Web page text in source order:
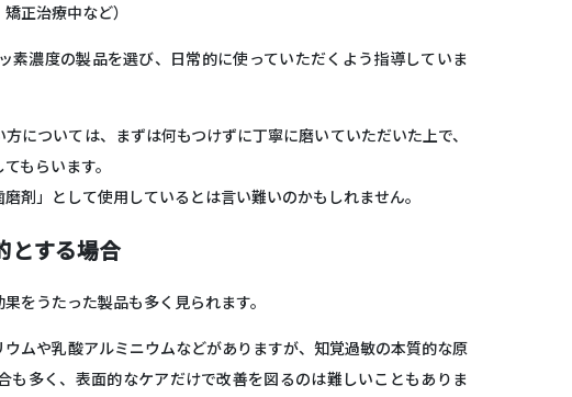
正治療中など）
素濃度の製品を選び、日常的に使っていただくよう指導していま
については、 まずは何もつけずに丁寧に磨いていただいた上で、
もらいます。
剤」として使用しているとは言い難いのかもしれません。
とする場合
をうたった製品も多く見られます。
ムや乳酸アルミニウムなどがありますが、 知覚過敏の本質的な原
も多く 、表面的なケアだけで改善を図るのは難しいこともありま